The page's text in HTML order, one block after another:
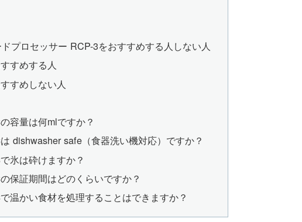
プロセッサー RCP-3をおすすめする人しない人
すめする人
すめしない人
容量は何mlですか？
dishwasher safe（食器洗い機対応）ですか？
氷は砕けますか？
保証期間はどのくらいですか？
温かい食材を処理することはできますか？